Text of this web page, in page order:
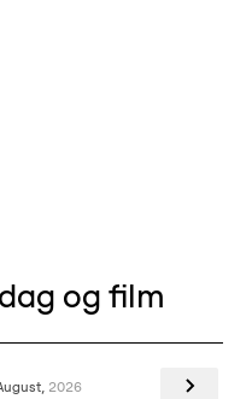
og film
2026